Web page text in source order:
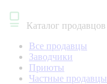
Каталог продавцов
Все продавцы
Заводчики
Приюты
Частные продавцы